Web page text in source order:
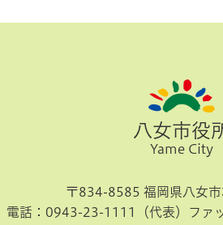
八女市役
Yame City
〒834-8585 福岡県八女
電話：0943-23-1111（代表）
ファ